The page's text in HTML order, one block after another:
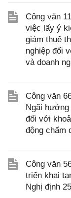
Công văn
việc lấy ý
giảm thuế
nghiệp đối
và doanh
Công văn
Ngãi
đối với
động chấm
Công văn
triển khai
Nghị định